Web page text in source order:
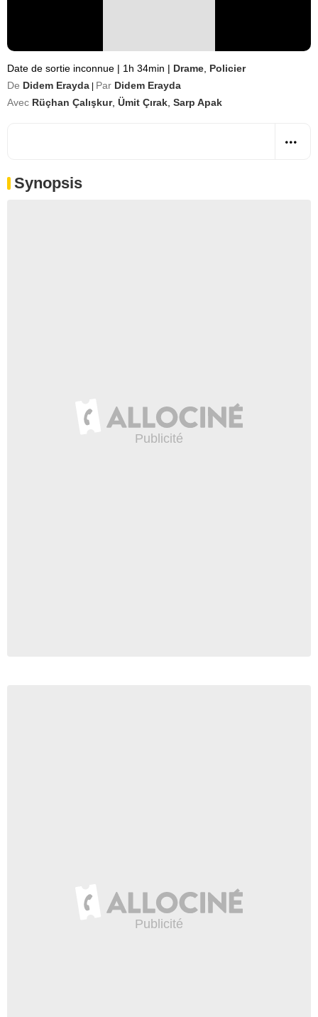
Date de sortie inconnue | 1h 34min | Drame Policier
De Didem Erayda Par Didem Erayda
Avec Rüçhan Çalışkur, Ümit Çırak Sarp Apak
Synopsis